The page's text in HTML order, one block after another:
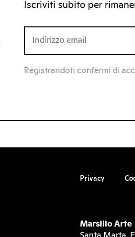
Iscriviti subito per
Registrandoti confermi di
Privacy
Marsilio Arte